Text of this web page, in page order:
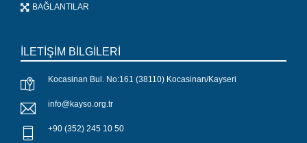
BAĞLANTILAR
İLETİŞİM BİLGİLERİ
Kocasinan Bul. No:161 (38110) Kocasinan/Kayseri
info@kayso.org.tr
+90 (352) 245 10 50